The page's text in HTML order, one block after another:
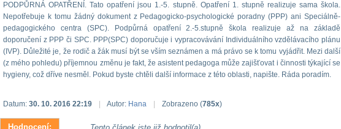
PODPŮRNÁ OPATŘENÍ. Tato opatření jsou 1.-5. stupně. Opatření 1. stupně realizuje sama škola.
Nepotřebuje k tomu žádný dokument z Pedagogicko-psychologické poradny (PPP) ani Speciálně-
pedagogického centra (SPC). Podpůrná opatření 2.-5.stupně škola realizuje až na základě
doporučení z PPP či SPC. PPP(SPC) doporučuje i vypracovávání Individuálního vzdělávacího plánu
(IVP). Důležité je, že rodič a žák musí být se vším seznámen a má právo se k tomu vyjádřit. Mezi další
(z mého pohledu) příjemnou změnu je fakt, že asistent pedagoga může zajišťovat i činnosti týkající se
hygieny, což dříve nesměl. Pokud byste chtěli další informace z této oblasti, napište. Ráda poradím.
Datum: 30. 10. 2016 22:19 Autor: Hana Zobrazeno (785x)
Hodnocení: